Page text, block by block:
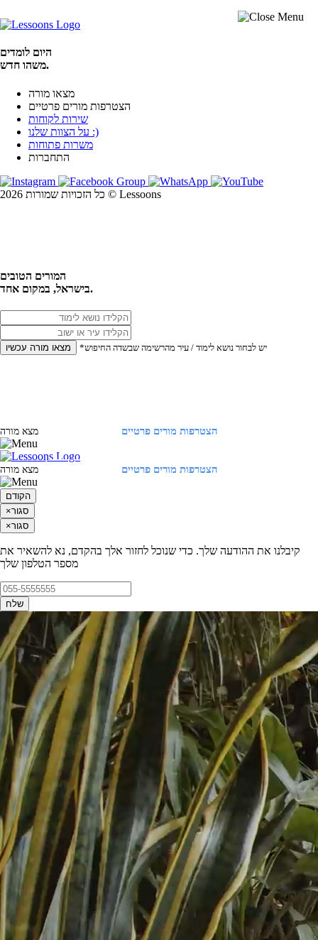
היום לומדים
משהו חדש.
מצאו מורה
הצטרפות מורים פרטיים
שירות לקוחות
על הצוות שלנו :)
משרות פתוחות
התחברות
כל הזכויות שמורות 2026 © Lessoons
המורים הטובים
בישראל, במקום אחד.
מצאו מורה עכשיו *יש לבחור נושא לימוד / עיר מהרשימה שבשדה החיפוש
הצטרפות מורים פרטיים מצא מורה
הצטרפות מורים פרטיים מצא מורה
הקודם
×סגור
×סגור
קיבלנו את ההודעה שלך. כדי שנוכל לחזור אלך בהקדם, נא להשאיר את
מספר הטלפון שלך
שלח